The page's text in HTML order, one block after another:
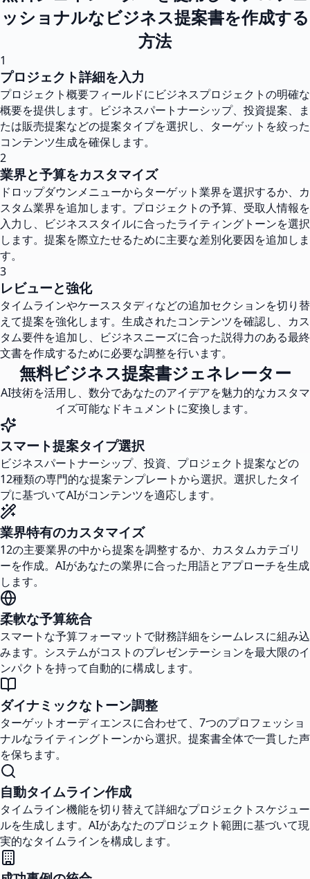
ッショナルなビジネス提案書を作成する
方法
1
プロジェクト詳細を入力
プロジェクト概要フィールドにビジネスプロジェクトの明確な
概要を提供します。ビジネスパートナーシップ、投資提案、ま
たは販売提案などの提案タイプを選択し、ターゲットを絞った
コンテンツ生成を確保します。
2
業界と予算をカスタマイズ
ドロップダウンメニューからターゲット業界を選択するか、カ
スタム業界を追加します。プロジェクトの予算、受取人情報を
入力し、ビジネススタイルに合ったライティングトーンを選択
します。提案を際立たせるために主要な差別化要因を追加しま
す。
3
レビューと強化
タイムラインやケーススタディなどの追加セクションを切り替
えて提案を強化します。生成されたコンテンツを確認し、カス
タム要件を追加し、ビジネスニーズに合った説得力のある最終
文書を作成するために必要な調整を行います。
無料ビジネス提案書ジェネレーター
AI技術を活用し、数分であなたのアイデアを魅力的なカスタマ
イズ可能なドキュメントに変換します。
スマート提案タイプ選択
ビジネスパートナーシップ、投資、プロジェクト提案などの
12種類の専門的な提案テンプレートから選択。選択したタイ
プに基づいてAIがコンテンツを適応します。
業界特有のカスタマイズ
12の主要業界の中から提案を調整するか、カスタムカテゴリ
ーを作成。AIがあなたの業界に合った用語とアプローチを生成
します。
柔軟な予算統合
スマートな予算フォーマットで財務詳細をシームレスに組み込
みます。システムがコストのプレゼンテーションを最大限のイ
ンパクトを持って自動的に構成します。
ダイナミックなトーン調整
ターゲットオーディエンスに合わせて、7つのプロフェッショ
ナルなライティングトーンから選択。提案書全体で一貫した声
を保ちます。
自動タイムライン作成
タイムライン機能を切り替えて詳細なプロジェクトスケジュー
ルを生成します。AIがあなたのプロジェクト範囲に基づいて現
実的なタイムラインを構成します。